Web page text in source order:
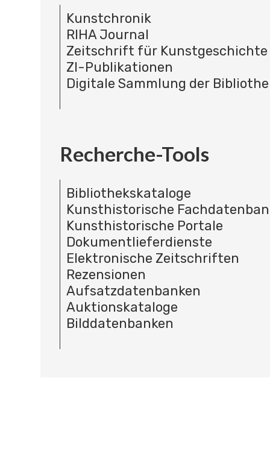
Kunstchronik
RIHA Journal
Zeitschrift für Kunstgeschichte
ZI-Publikationen
Digitale Sammlung der
Recherche-Tools
Bibliothekskataloge
Kunsthistorische
Kunsthistorische Portale
Dokumentlieferdienste
Elektronische Zeitschriften
Rezensionen
Aufsatzdatenbanken
Auktionskataloge
Bilddatenbanken